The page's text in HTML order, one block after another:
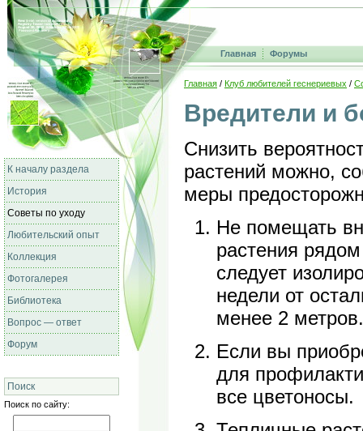
Главная Форумы
К началу раздела
История
Советы по уходу
Любительский опыт
Коллекция
Фотогалерея
Библиотека
Вопрос — ответ
Форум
Поиск
Поиск по сайту:
Главная / Клуб любителей геснериевых /
Вредители и
Снизить
растений можно,
меры
Не помещать
растения
следует
недели от
менее 2 метров.
Если вы
для
все цветоносы.